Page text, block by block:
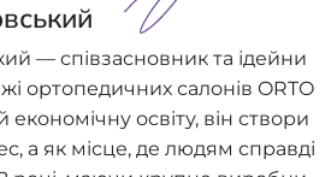
— співзасновник та ідейни
ортопедичних салонів ORTO
освіту, він створи
а як місце, де людям справді